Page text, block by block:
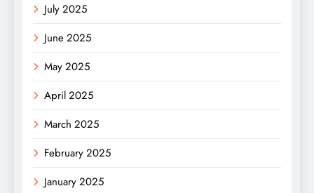
July 2025
June 2025
May 2025
April 2025
March 2025
February 2025
January 2025